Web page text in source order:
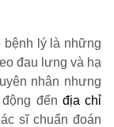
lý là những
đau lưng và hạ
nhân nhưng
đến địa chỉ
sĩ chuẩn đoán